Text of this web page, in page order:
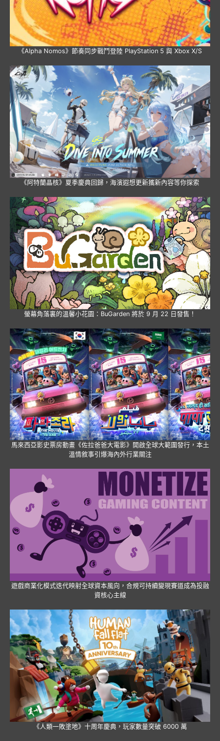
《Alpha Nomos》節奏同步戰鬥登陸 PlayStation 5 與 Xbox X/S
《阿特蘭晶核》夏季慶典回歸，海濱遐想更新攜新內容等你探索
螢幕角落裏的溫馨小花園：BuGarden 將於 9 月 22 日發售！
馬來西亞影史票房動畫《佐拉爸爸大電影》開啟全球大範圍發行，本土
溫情敘事引爆海內外行業關注
遊戲商業化模式迭代映射全球資本風向，合規可持續變現賽道成為投融
資核心主線
《人類一敗塗地》十周年慶典，玩家數量突破 6000 萬